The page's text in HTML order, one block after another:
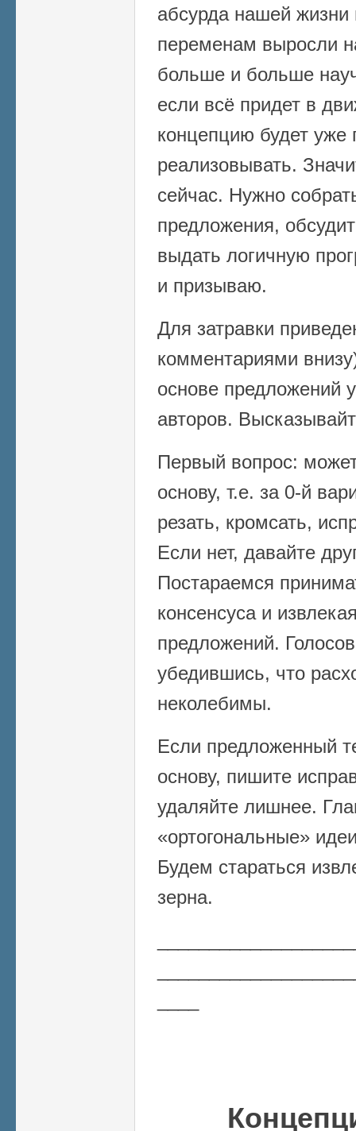
абсурда нашей жизни
переменам выросли
больше и больше
если всё придет в
концепцию будет уже
реализовывать.
сейчас. Нужно
предложения,
выдать логичную
и призываю.
Для затравки
комментариями
основе предложений
авторов.
Первый вопрос:
основу, т.е. за 0-й
резать, кромсать,
Если нет, давайте
Постараемся
консенсуса и
предложений.
убедившись, что
неколебимы.
Если предложенный
основу, пишите
удаляйте лишнее.
«ортогональные»
Будем стараться
зерна.